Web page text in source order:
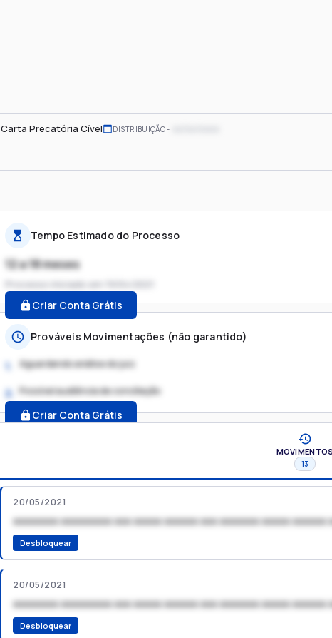
Carta Precatória Cível DISTRIBUIÇÃO
Tempo Estimado do Processo
12 a 18 meses
Processo iniciado em
Criar Conta Grátis
Prováveis Movimentações (não garantido)
1. Aguardando análise do juiz
2. Possível audiência de conciliação
Criar Conta Grátis
MOVIMENTOS
13
20/05/2021
xxxxxxxx xxxxxxxxx xxx xxxxx xxxxxx xxx xxxxxxx xxxxx xxxxxx
Desbloquear
20/05/2021
xxxxxxxx xxxxxxxxx xxx xxxxx xxxxxx xxx xxxxxxx xxxxx xxxxxx
Desbloquear